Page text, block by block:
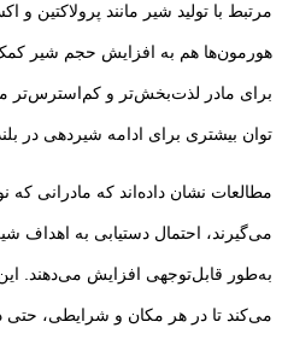
مرتبط با تولید شیر مانند پرولاکتین
هورمون‌ها هم به افزایش حجم شیر
برای مادر لذت‌بخش‌تر و کم‌استرس‌تر
توان بیشتری برای ادامه شیردهی در
مطالعات نشان داده‌اند که مادرانی که
می‌گیرند، احتمال دستیابی به
به‌طور قابل‌توجهی افزایش می‌دهند.
می‌کند تا در هر مکان و شرایطی،